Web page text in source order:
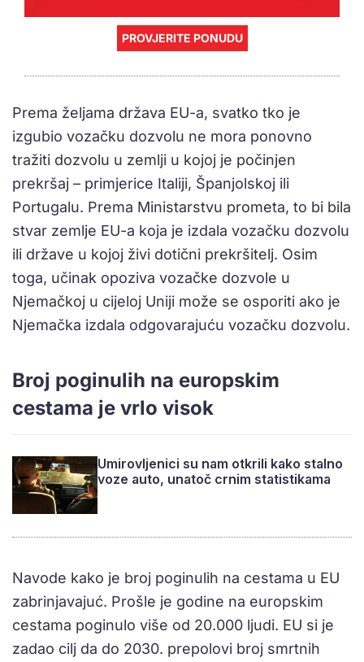
PROVJERITE PONUDU
Prema željama država EU-a, svatko tko je
izgubio vozačku dozvolu ne mora ponovno
tražiti dozvolu u zemlji u kojoj je počinjen
prekršaj – primjerice Italiji, Španjolskoj ili
Portugalu. Prema Ministarstvu prometa, to bi bila
stvar zemlje EU-a koja je izdala vozačku dozvolu
ili države u kojoj živi dotični prekršitelj. Osim
toga, učinak opoziva vozačke dozvole u
Njemačkoj u cijeloj Uniji može se osporiti ako je
Njemačka izdala odgovarajuću vozačku dozvolu.
Broj poginulih na europskim
cestama je vrlo visok
Umirovljenici su nam otkrili kako stalno
voze auto, unatoč crnim statistikama
Navode kako je broj poginulih na cestama u EU
zabrinjavajuć. Prošle je godine na europskim
cestama poginulo više od 20.000 ljudi. EU si je
zadao cilj da do 2030. prepolovi broj smrtnih